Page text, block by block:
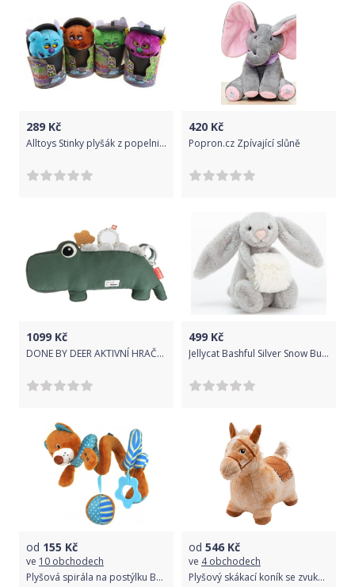
289 Kč
Alltoys Stinky plyšák z popelnice 37 cm - Zelená
420 Kč
Popron.cz Zpívající slůně
1099 Kč
DONE BY DEER AKTIVNÍ HRAČKA CROCO - ZELENÁ
499 Kč
Jellycat Bashful Silver Snow Bunny Small uni
od 155 Kč
ve 10 obchodech
Plyšová spirála na postýlku Baby Mix tyrkysový Medvídek
od 546 Kč
ve 4 obchodech
Plyšový skákací koník se zvukem PlayTo - hnědá